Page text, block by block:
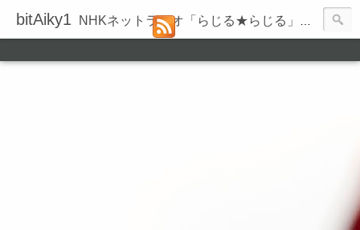
bitAiky1 NHKネットラジオ「らじる★らじる」の録音履歴